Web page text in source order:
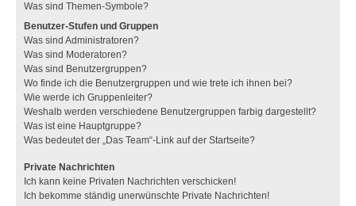
Was sind Themen-Symbole?
Benutzer-Stufen und Gruppen
Was sind Administratoren?
Was sind Moderatoren?
Was sind Benutzergruppen?
Wo finde ich die Benutzergruppen und wie trete ich ihnen bei?
Wie werde ich Gruppenleiter?
Weshalb werden verschiedene Benutzergruppen farbig dargestellt?
Was ist eine Hauptgruppe?
Was bedeutet der „Das Team“-Link auf der Startseite?
Private Nachrichten
Ich kann keine Privaten Nachrichten verschicken!
Ich bekomme ständig unerwünschte Private Nachrichten!